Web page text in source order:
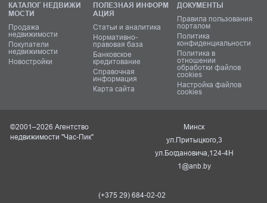
КАТАЛОГ НЕДВИЖИ
МОСТИ
Продажа
недвижимости
Покупатели
недвижимости
Новостройки
ПОЛЕЗНАЯ ИНФОРМ
АЦИЯ
Статьи и аналитика
Нормативно-
правовая база
Банковское
кредитование
Справочная
информация
Карта сайта
ДОКУМЕНТЫ
Правила пользования
порталом
Политика
конфиденциальности
Политика в
отношении
обработки файлов
cookies
Настройка файлов
cookies
©2001–2026 Агентство
недвижимости "Час-Пик"
Минск
ул.Притыцкого,3
ул.Богдановича,124-4Н
1@anb.by
(+375 29) 684-02-02